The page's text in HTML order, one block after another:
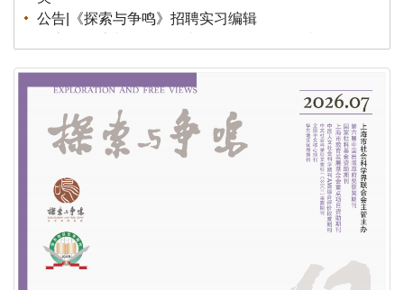
公告|《探索与争鸣》招聘实习编辑
公告|《探索与争鸣》第七届（2026）全国青年理论
荣誉|《探索与争鸣》荣获第八届华东地区优秀期刊
荣誉|《探索与争鸣》2025再度蝉联国家社科基金资
助期刊“优秀期刊”
荣誉|《探索与争鸣》入展第三十一届北京国际图书博
荣誉|《探索与争鸣》获得国家哲学社会科学文献中心
2024年度综合性人文社会科学最受欢迎期刊
荣誉| 重磅发布！学术实力榜单出炉！《复印报刊资
料转载指数研究报告（2024年度）》
荣誉| 关于上海市模范集体、劳动模范和先进工作者